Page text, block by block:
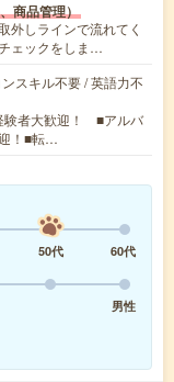
商品管理）
外しラインで流れてく
ェックをしま…
スキル不要 / 英語力不
験者大歓迎！ ■アルバ
！■転…
50代
60代
男性